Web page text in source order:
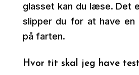
glasset kan du læse. Det
slipper du for at have en
på farten.
Hvor tit skal jeg have